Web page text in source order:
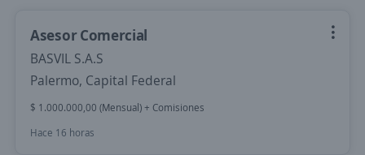
Asesor Comercial
BASVIL S.A.S
Palermo, Capital Federal
$ 1.000.000,00 (Mensual) + Comisiones
Hace 16 horas